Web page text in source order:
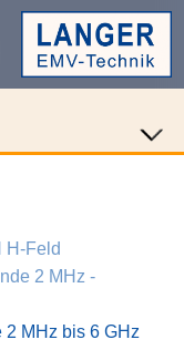
H-Feld
2 MHz -
2 MHz bis 6 GHz